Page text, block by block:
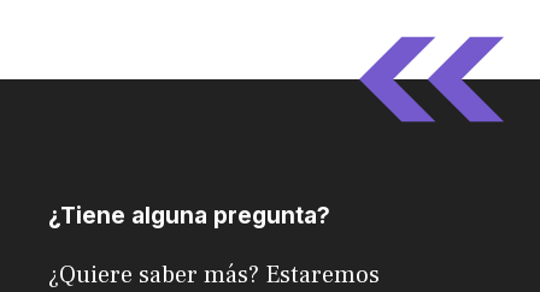
¿Tiene alguna pregunta?
¿Quiere saber más? Estaremos